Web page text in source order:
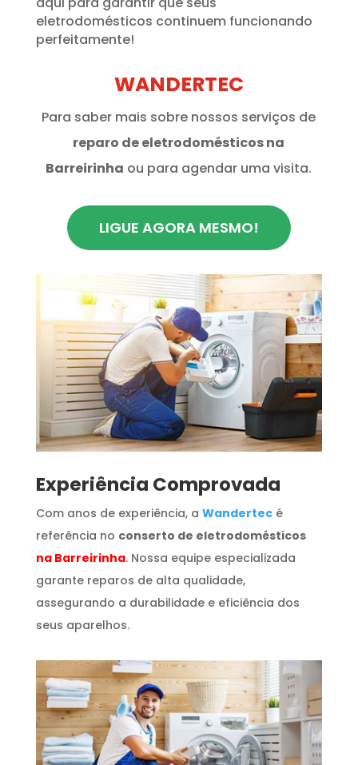
eletrodomésticos continuem funcionando
perfeitamente!
WANDERTEC
Para saber mais sobre nossos serviços de
reparo de eletrodomésticos na
Barreirinha ou para agendar uma visita.
LIGUE AGORA MESMO!
​Experiência Comprovada
Com anos de experiência, a Wandertecé
referência no conserto de eletrodomésticos
na Barreirinha. Nossa equipe especializada
garante reparos de alta qualidade,
assegurando a durabilidade e eficiência dos
seus aparelhos.